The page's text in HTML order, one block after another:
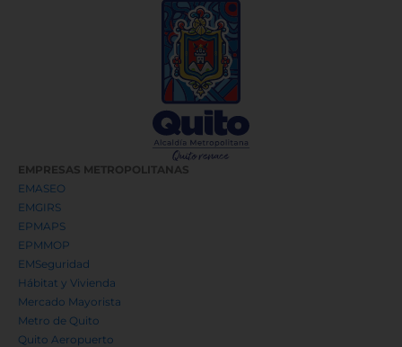
EMPRESAS METROPOLITANAS
EMASEO
EMGIRS
EPMAPS
EPMMOP
EMSeguridad
Hábitat y Vivienda
Mercado Mayorista
Metro de Quito
Quito Aeropuerto